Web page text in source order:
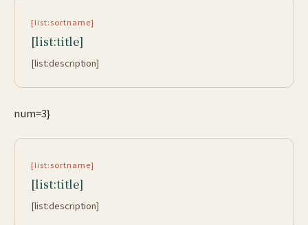
[list:sortname]
[list:title]
[list:description]
num=3}
[list:sortname]
[list:title]
[list:description]